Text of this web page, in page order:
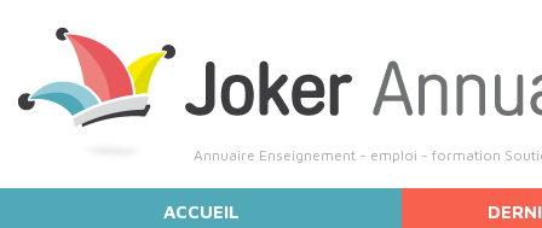
Annuaire Enseignement - emploi - formation
ACCUEIL